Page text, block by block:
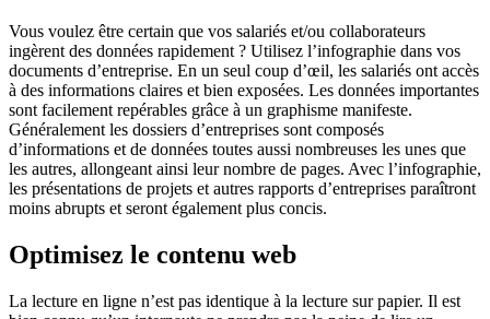
Vous voulez être certain que vos salariés et/ou collaborateurs
ingèrent des données rapidement ? Utilisez l’infographie dans vos
documents d’entreprise. En un seul coup d’œil, les salariés ont accès
à des informations claires et bien exposées. Les données importantes
sont facilement repérables grâce à un graphisme manifeste.
Généralement les dossiers d’entreprises sont composés
d’informations et de données toutes aussi nombreuses les unes que
les autres, allongeant ainsi leur nombre de pages. Avec l’infographie,
les présentations de projets et autres rapports d’entreprises paraîtront
moins abrupts et seront également plus concis.
Optimisez le contenu web
La lecture en ligne n’est pas identique à la lecture sur papier. Il est